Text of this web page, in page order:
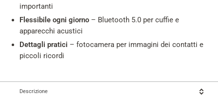
importanti
Flessibile ogni giorno – Bluetooth 5.0 per cuffie e
apparecchi acustici
Dettagli pratici – fotocamera per immagini dei contatti e
piccoli ricordi
Descrizione